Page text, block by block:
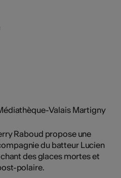
Valais Martigny
Raboud propose une
du batteur Lucien
des glaces mortes et
polaire.